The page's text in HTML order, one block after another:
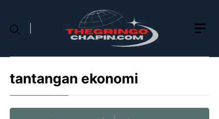
content
tantangan ekonomi